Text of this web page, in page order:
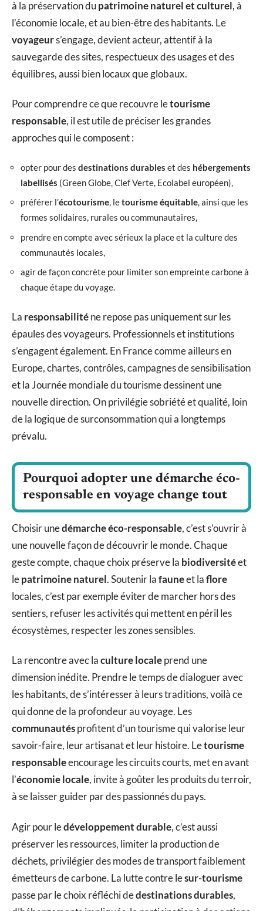
à la préservation dupatrimoine naturel et culturel, à
l’économie locale, et au bien-être des habitants. Le
voyageurs’engage, devient acteur, attentif à la
sauvegarde des sites, respectueux des usages et des
équilibres, aussi bien locaux que globaux.
Pour comprendre ce que recouvre letourisme
responsable, il est utile de préciser les grandes
approches qui le composent :
opter pour des destinations durables et des hébergements
labellisés (Green Globe, Clef Verte, Ecolabel européen),
préférer l’écotourisme, letourisme équitable, ainsi que les
formes solidaires, rurales ou communautaires,
prendre en compte avec sérieux la place et la culture des
communautés locales,
agir de façon concrète pour limiter son empreinte carbone à
chaque étape du voyage.
La responsabiliténe repose pas uniquement sur les
épaules des voyageurs. Professionnels et institutions
s’engagent également. En France comme ailleurs en
Europe, chartes, contrôles, campagnes de sensibilisation
et la Journée mondiale du tourisme dessinent une
nouvelle direction. On privilégie sobriété et qualité, loin
de la logique de surconsommation qui a longtemps
prévalu.
Pourquoi adopter une démarche éco-
responsable en voyage change tout
Choisir unedémarche éco-responsable, c’est s’ouvrir à
une nouvelle façon de découvrir le monde. Chaque
geste compte, chaque choix préserve la biodiversitéet
lepatrimoine naturel. Soutenir lafauneet laflore
locales, c’est par exemple éviter de marcher hors des
sentiers, refuser les activités qui mettent en péril les
écosystèmes, respecter les zones sensibles.
La rencontre avec laculture localeprend une
dimension inédite. Prendre le temps de dialoguer avec
les habitants, de s’intéresser à leurs traditions, voilà ce
qui donne de la profondeur au voyage. Les
communautésprofitent d’un tourisme qui valorise leur
savoir-faire, leur artisanat et leur histoire. Letourisme
responsableencourage les circuits courts, met en avant
l’économie locale, invite à goûter les produits du terroir,
à se laisser guider par des passionnés du pays.
Agir pour ledéveloppement durable, c’est aussi
préserver les ressources, limiter la production de
déchets, privilégier des modes de transport faiblement
émetteurs de carbone. La lutte contre lesur-tourisme
passe par le choix réfléchi dedestinations durables,